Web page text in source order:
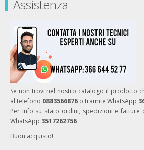
Assistenza
Se non trovi nel nostro catalogo il prodotto
al telefono 0883566876 o tramite WhatsApp
Per info su stato ordini, spedizioni e fatture
WhatsApp 3517262756
Buon acquisto!